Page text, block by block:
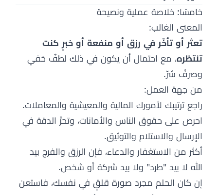
خامسًا: خلاصة عملية ونصيحة
المعنى الغالب:
تعثر أو تأخّر في رزق أو منفعة أو خبرٍ كنت
تنتظره، مع احتمال أن يكون في ذلك لطفٌ خفي
وصرفُ شرّ.
من جهة العمل:
راجع ترتيبك لأمورك المالية والمعيشية والمعاملات.
احرص على حقوق الناس والأمانات، وتحرَّ الدقة في
الإرسال والاستلام والتوثيق.
أكثر من الاستغفار والدعاء، فإن الرزق والفرج بيد
الله لا بيد "طرد" ولا بيد شركة أو شخص.
إن كان الحلم مجرد صورة قلقٍ في نفسك، فاستعن